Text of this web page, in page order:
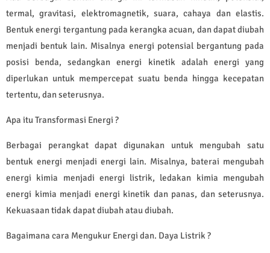
termal, gravitasi, elektromagnetik, suara, cahaya dan elastis.
Bentuk energi tergantung pada kerangka acuan, dan dapat diubah
menjadi bentuk lain. Misalnya energi potensial bergantung pada
posisi benda, sedangkan energi kinetik adalah energi yang
diperlukan untuk mempercepat suatu benda hingga kecepatan
tertentu, dan seterusnya.
Apa itu Transformasi Energi ?
Berbagai perangkat dapat digunakan untuk mengubah satu
bentuk energi menjadi energi lain. Misalnya, baterai mengubah
energi kimia menjadi energi listrik, ledakan kimia mengubah
energi kimia menjadi energi kinetik dan panas, dan seterusnya.
Kekuasaan tidak dapat diubah atau diubah.
Bagaimana cara Mengukur Energi dan. Daya Listrik ?